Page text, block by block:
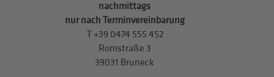
nachmittags
nur nach Terminvereinbarung
T +39 0474 555 452
Romstraße 3
39031 Bruneck